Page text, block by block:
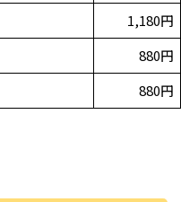
1,180円
880円
880円